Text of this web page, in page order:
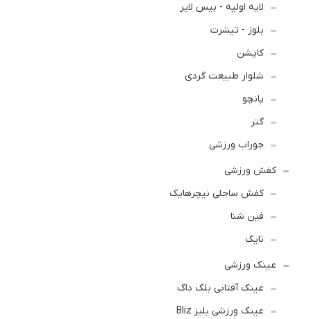
لایه اولیه - بیس لایر
بلوز - تیشرت
کاپشن
شلوار طبیعت گردی
پانچو
گتر
جوراب ورزشی
کفش ورزشی
كفش ساحلی نیچرهایک
فین شنا
نایک
عینک ورزشی
عینک آفتابی بلک داگ
عینک ورزشی بلیز Bliz